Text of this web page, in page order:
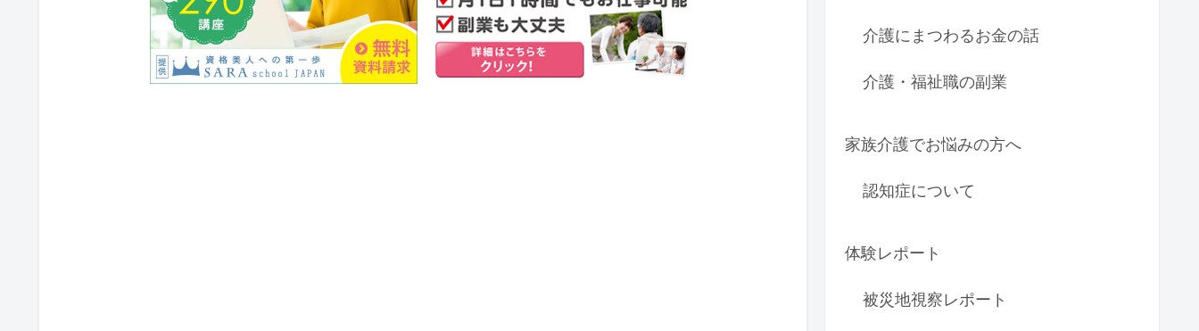
介護にまつわるお金の話
介護・福祉職の副業
家族介護でお悩みの方へ
認知症について
体験レポート
被災地視察レポート